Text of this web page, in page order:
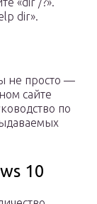
dir».
не просто —
сайте
по
10